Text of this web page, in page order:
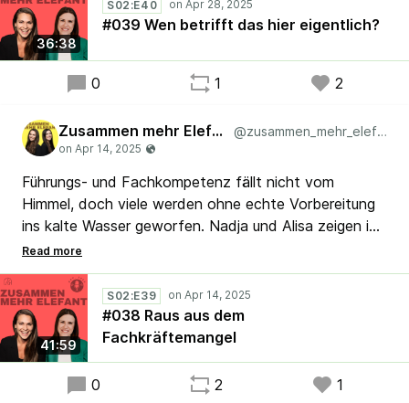
müssen und wie Graustufen echte Veränderung
stärken, erfahrt ihr hier. 🎧 Wann habt ihr zuletzt
bewusst Beteiligung gestaltet? #Lean #Agile
#Podcast #ChangeManagement #Leadership
36:38
S02:E40
#039 Wen betrifft das hier eigentlich?
0 1 2
Zusammen mehr Elefant @zusammen_mehr_elefant
Führungs- und Fachkompetenz fällt nicht vom
Himmel, doch viele werden ohne echte Vorbereitung
ins kalte Wasser geworfen. Nadja und Alisa zeigen in
der neuen Folge, wie Nachwuchsförderung und
Nachfolge besser geregelt werden können.
#Lean #Agile #Scrum #Kaizen
41:59
S02:E39
#038 Raus aus dem
Fachkräftemangel
0 2 1